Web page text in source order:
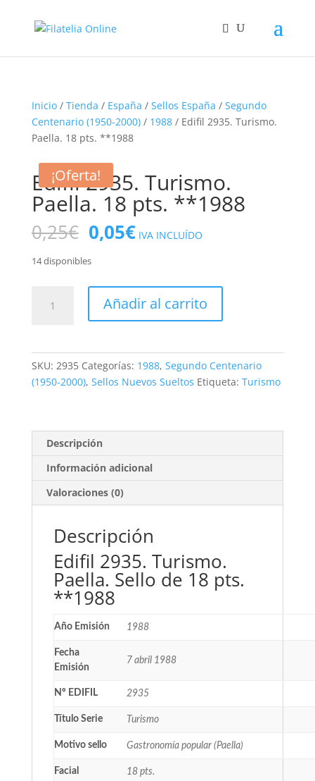
Inicio/ Tienda / España / Sellos España / Segundo
Centenario (1950-2000)/ 1988/ Edifil 2935. Turismo.
Paella. 18 pts. **1988
¡Oferta!
Edifil 2935. Turismo.
Paella. 18 pts. **1988
0,25€ El
precio
original
era:
0,25€.
0,05€El
precio
es:
0,05€.
IVA INCLUÍDO
14 disponibles
2935.
**1988
Añadir al carrito
SKU: 2935 Categorías: 1988, Segundo Centenario
(1950-2000), Sellos Nuevos Sueltos Etiqueta: Turismo
Descripción
Información adicional
Valoraciones (0)
Descripción
Edifil 2935. Turismo.
Paella. Sello de 18 pts.
**1988
Año Emisión 1988
Fecha
Emisión
7 abril 1988
Nº EDIFIL 2935
Título Serie Turismo
Motivo sello Gastronomía popular (Paella)
Facial 18 pts.